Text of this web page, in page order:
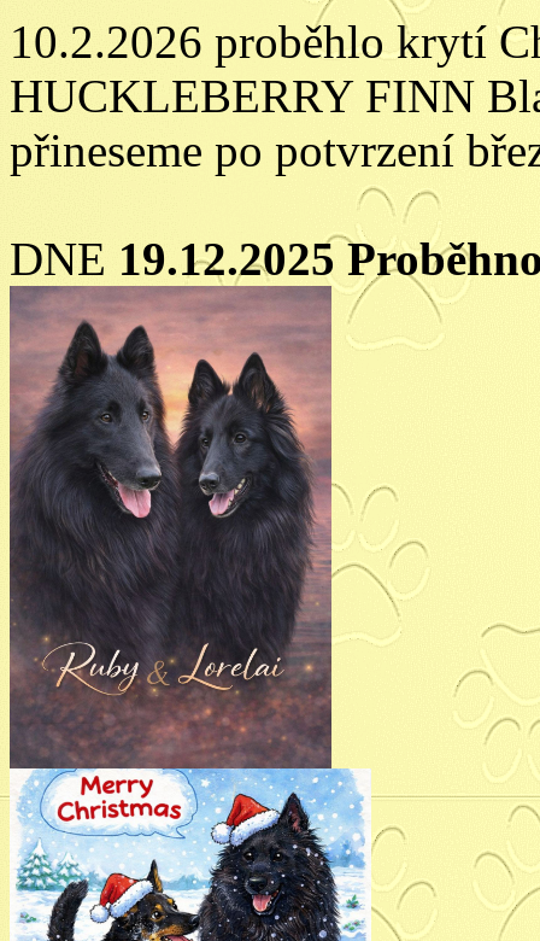
10.2.2026 proběhlo krytí
HUCKLEBERRY FINN
přineseme po potvrzení
DNE 19.12.2025